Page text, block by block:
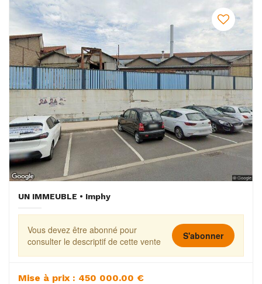
UN IMMEUBLE • Imphy
Vous devez être abonné pour
consulter le descriptif de cette vente
S'abonner
Mise à prix : 450 000.00 €